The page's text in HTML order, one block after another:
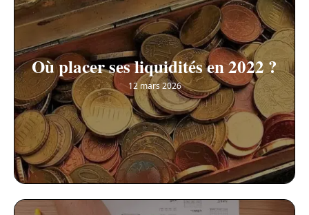
Où placer ses liquidités en 2022 ?
12 mars 2026